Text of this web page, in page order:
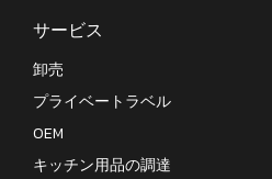
サービス
卸売
プライベートラベル
OEM
キッチン用品の調達